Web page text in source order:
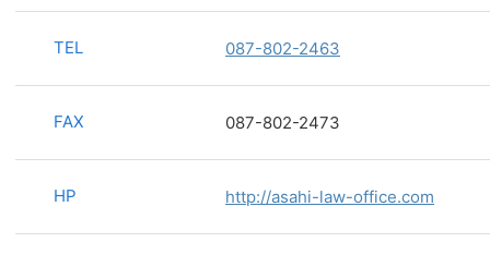
TEL 087-802-2463
FAX 087-802-2473
HP http://asahi-law-office.com